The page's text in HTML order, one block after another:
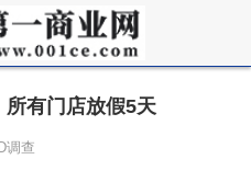
有门店放假5天
调查